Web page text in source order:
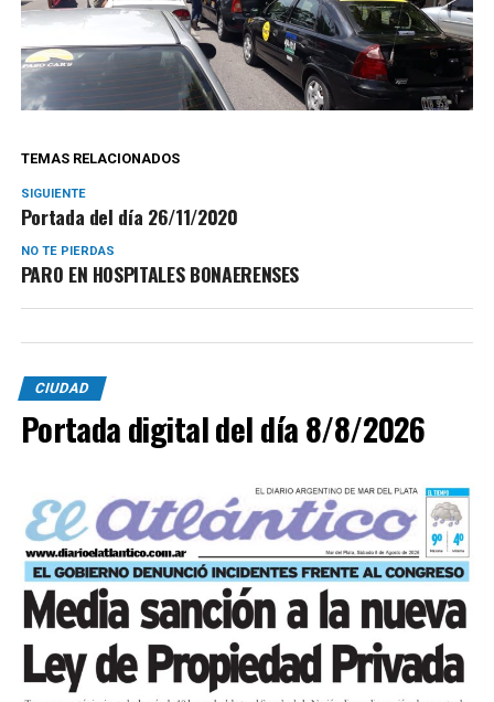
TEMAS RELACIONADOS
SIGUIENTE
Portada del día 26/11/2020
NO TE PIERDAS
PARO EN HOSPITALES BONAERENSES
CIUDAD
Portada digital del día 8/8/2026